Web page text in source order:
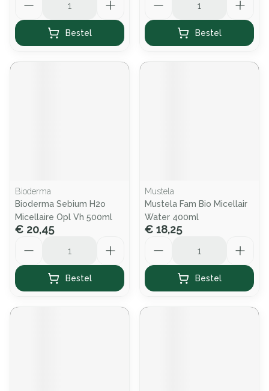
Bestel Bestel
Bioderma
Bioderma Sebium H2o
Micellaire Opl Vh 500ml
€ 20,45
Bestel
Mustela
Mustela Fam Bio Micellair
Water 400ml
€ 18,25
Bestel